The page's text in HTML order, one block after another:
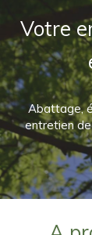
Votre
Abattage,
entretien